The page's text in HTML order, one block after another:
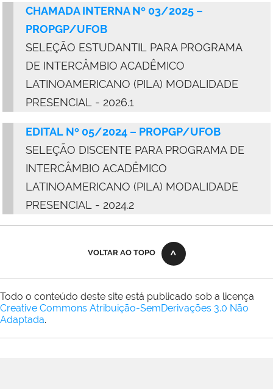
CHAMADA INTERNA Nº 03/2025 –
PROPGP/UFOB
SELEÇÃO ESTUDANTIL PARA PROGRAMA
DE INTERCÂMBIO ACADÊMICO
LATINOAMERICANO (PILA) MODALIDADE
PRESENCIAL - 2026.1
EDITAL Nº 05/2024 – PROPGP/UFOB
SELEÇÃO DISCENTE PARA PROGRAMA DE
INTERCÂMBIO ACADÊMICO
LATINOAMERICANO (PILA) MODALIDADE
PRESENCIAL - 2024.2
VOLTAR AO TOPO
Todo o conteúdo deste site está publicado sob a licença
Creative Commons Atribuição-SemDerivações 3.0 Não
Adaptada.